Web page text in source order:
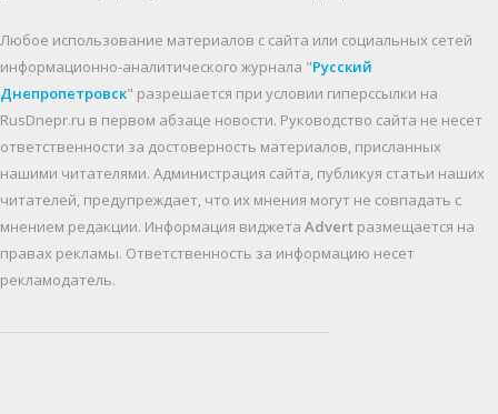
Любое использование материалов c сайта или социальных сетей
информационно-аналитического журнала "Русский
Днепропетровск" разрешается при условии гиперссылки на
RusDnepr.ru в первом абзаце новости. Руководство сайта не несет
ответственности за достоверность материалов, присланных
нашими читателями. Администрация сайта, публикуя статьи наших
читателей, предупреждает, что их мнения могут не совпадать с
мнением редакции. Информация виджета Advert размещается на
правах рекламы. Ответственность за информацию несет
рекламодатель.